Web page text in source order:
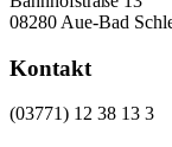
08280 Aue-Bad
Kontakt
(03771) 12 38 13 3